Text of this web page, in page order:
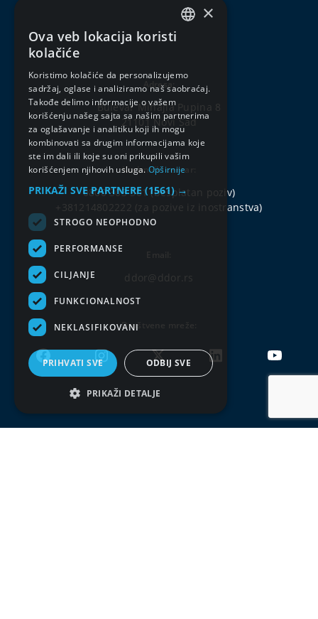
Adresa:
Bulevar Mihajla Pupina 8
21101 Novi Sad
Korisnički centar:
0800 303 301(besplatan poziv)
+381214802222 (za pozive iz inostranstva)
ddor@ddor.rs
Društvene mreže:
×
Ova veb lokacija koristi
kolačiće
Koristimo kolačiće da personalizujemo
sadržaj, oglase i analiziramo naš saobraćaj.
Takođe delimo informacije o vašem
korišćenju našeg sajta sa našim partnerima
za oglašavanje i analitiku koji ih mogu
kombinovati sa drugim informacijama koje
ste im dali ili koje su oni prikupili vašim
korišćenjem njihovih usluga. Opširnije
PRIKAŽI SVE PARTNERE (1561) →
STROGO NEOPHODNO
PERFORMANSE
CILJANJE
FUNKCIONALNOST
NEKLASIFIKOVANI
PRIHVATI SVE ODBIJ SVE
PRIKAŽI DETALJE